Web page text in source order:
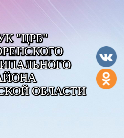
"ЦРБ"
ОБЛАСТИ